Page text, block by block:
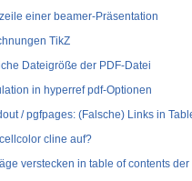
einer beamer-Präsentation
TikZ
Dateigröße der PDF-Datei
in hyperref pdf-Optionen
/ pgfpages: (Falsche) Links in
cline auf?
verstecken in table of contents